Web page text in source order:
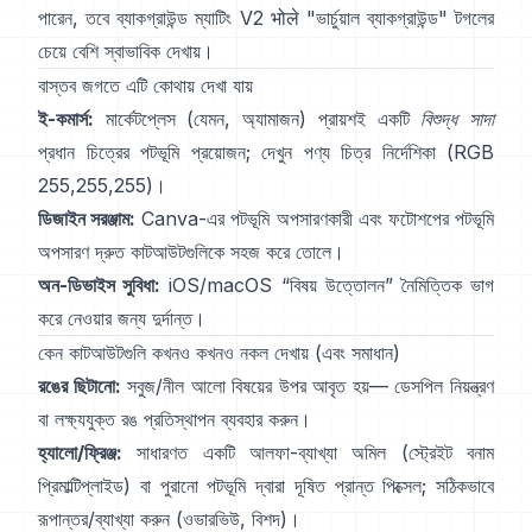
পারেন, তবে ব্যাকগ্রাউন্ড ম্যাটিং V2 भोले "ভার্চুয়াল ব্যাকগ্রাউন্ড" টগলের
চেয়ে বেশি স্বাভাবিক দেখায়।
বাস্তব জগতে এটি কোথায় দেখা যায়
ই-কমার্স: মার্কেটপ্লেস (যেমন, অ্যামাজন) প্রায়শই একটি বিশুদ্ধ সাদা
প্রধান চিত্রের পটভূমি প্রয়োজন; দেখুন পণ্য চিত্র নির্দেশিকা (RGB
255,255,255)।
ডিজাইন সরঞ্জাম: Canva-এর পটভূমি অপসারণকারীএবং ফটোশপের পটভূমি
অপসারণ দ্রুত কাটআউটগুলিকে সহজ করে তোলে।
অন-ডিভাইস সুবিধা: iOS/macOS “বিষয় উত্তোলন” নৈমিত্তিক ভাগ
করে নেওয়ার জন্য দুর্দান্ত।
কেন কাটআউটগুলি কখনও কখনও নকল দেখায় (এবং সমাধান)
রঙের ছিটানো: সবুজ/নীল আলো বিষয়ের উপর আবৃত হয়— ডেসপিল নিয়ন্ত্রণ
বা লক্ষ্যযুক্ত রঙ প্রতিস্থাপন ব্যবহার করুন।
হ্যালো/ফ্রিঞ্জ: সাধারণত একটি আলফা-ব্যাখ্যা অমিল (স্ট্রেইট বনাম
প্রিমাল্টিপ্লাইড) বা পুরানো পটভূমি দ্বারা দূষিত প্রান্ত পিক্সেল; সঠিকভাবে
রূপান্তর/ব্যাখ্যা করুন (ওভারভিউ, বিশদ)।